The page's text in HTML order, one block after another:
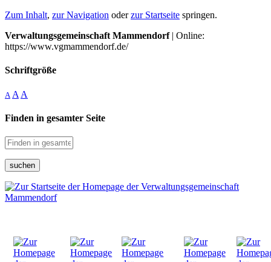
Zum Inhalt, zur Navigation oderzur Startseite springen.
Verwaltungsgemeinschaft Mammendorf| Online:
https://www.vgmammendorf.de/
Schriftgröße
A A A
Finden in gesamter Seite
suchen